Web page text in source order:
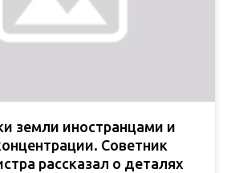
земли иностранцами и
Советник
рассказал о деталях